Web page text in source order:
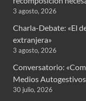
3 agosto, 2026
Charla-Debate: «El
extranjera»
3 agosto, 2026
Conversatorio:
Medios
30 julio, 2026